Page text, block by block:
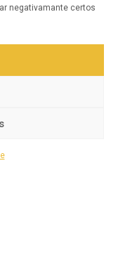
negativamante certos